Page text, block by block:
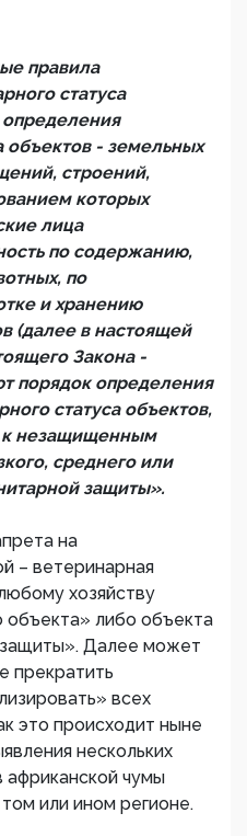
правила
статуса
объектов - земельных
строений,
которых
лица
по содержанию,
по
и хранению
(далее в настоящей
Закона -
порядок определения
статуса объектов,
к незащищенным
среднего или
защиты».
на
– ветеринарная
хозяйству
либо объекта
защиты». Далее может
прекратить
всех
это происходит ныне
нескольких
африканской чумы
или ином регионе.